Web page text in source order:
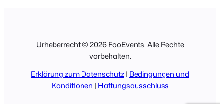
Urheberrecht © 2026 FooEvents. Alle Rechte
vorbehalten.
Erklärung zum Datenschutz| Bedingungen und
Konditionen | Haftungsausschluss